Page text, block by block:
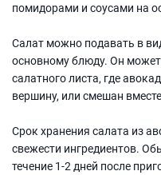
помидорами и соусами на
Салат можно подавать в
основному блюду. Он
салатного листа, где
вершину, или смешан
Срок хранения салата из
свежести ингредиентов.
течение 1-2 дней после